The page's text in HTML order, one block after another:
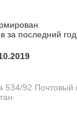
за последний год
92 Почтовый